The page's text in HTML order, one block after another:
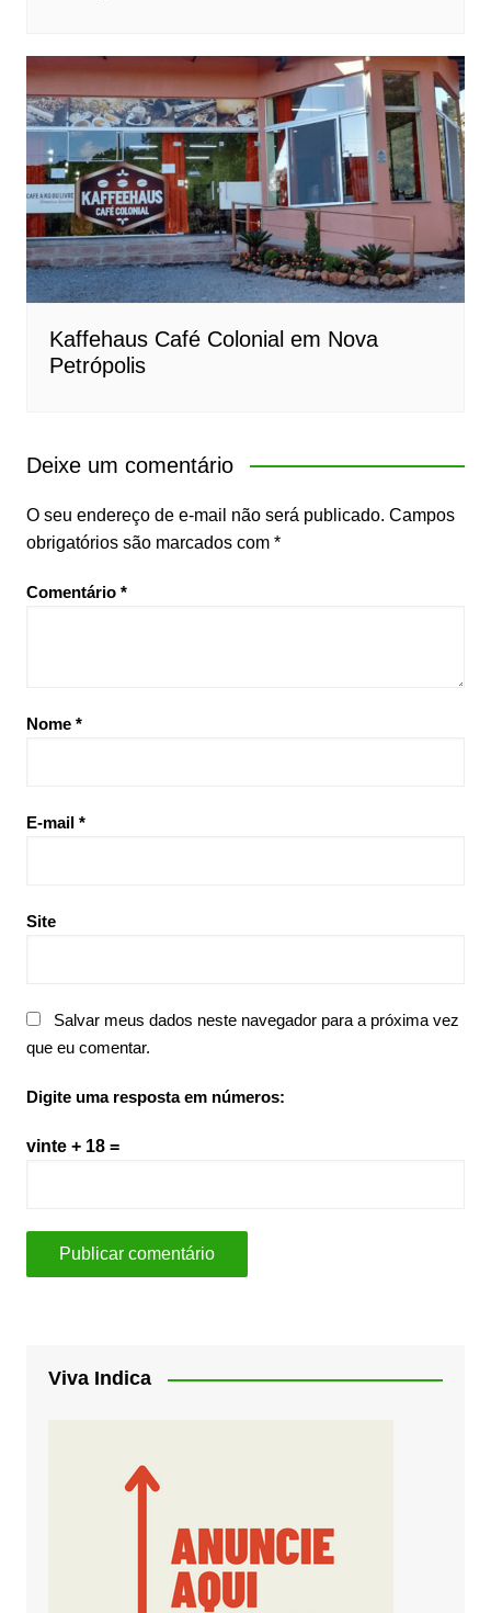
Kaffehaus Café Colonial em Nova
Petrópolis
Deixe um comentário
O seu endereço de e-mail não será publicado. Campos
obrigatórios são marcados com *
Comentário *
Nome *
E-mail *
Site
Salvar meus dados neste navegador para a próxima vez
que eu comentar.
Digite uma resposta em números:
vinte + 18 =
Viva Indica